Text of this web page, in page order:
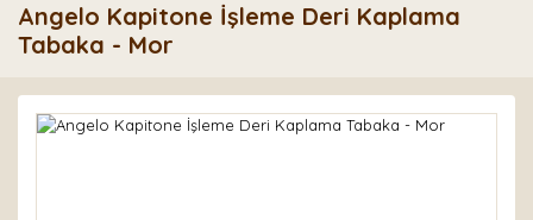
Angelo Kapitone İşleme Deri Kaplama
Tabaka - Mor